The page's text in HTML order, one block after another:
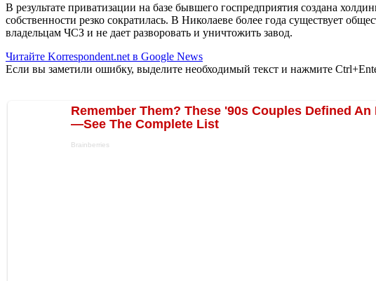
В результате приватизации на базе бывшего госпредприятия создана
собственности резко сократилась. В Николаеве более года существует
владельцам ЧСЗ и не дает разворовать и уничтожить завод.
Читайте Korrespondent.net в Google News
Если вы заметили ошибку, выделите необходимый текст и нажмите